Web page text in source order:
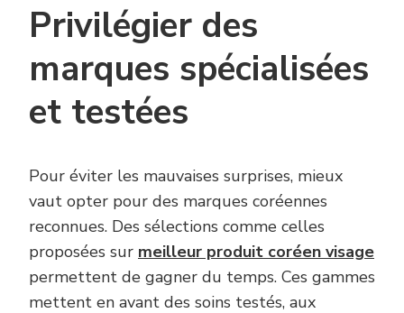
Privilégier des
marques spécialisées
et testées
Pour éviter les mauvaises surprises, mieux
vaut opter pour des marques coréennes
reconnues. Des sélections comme celles
proposées sur meilleur produit coréen visage
permettent de gagner du temps. Ces gammes
mettent en avant des soins testés, aux